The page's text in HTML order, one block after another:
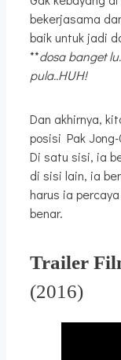
bekerjasama
baik untuk jadi
**dosa banget
pula..HUH!
Dan akhirnya,
posisi Pak Jong-
Di satu sisi, ia
di sisi lain, ia
harus ia
benar.
Trailer
(2016)